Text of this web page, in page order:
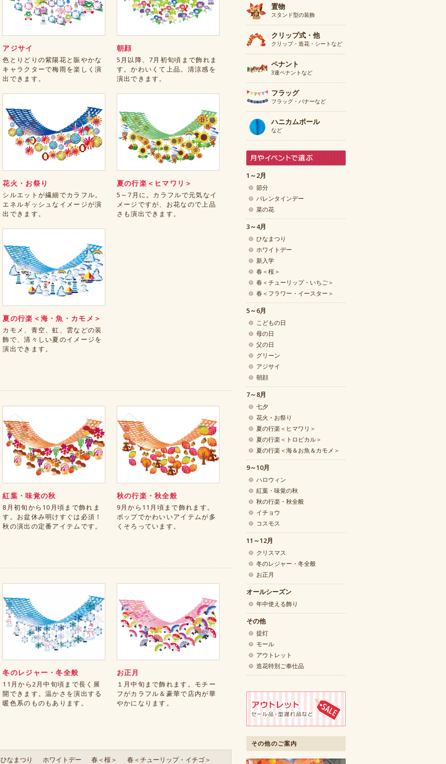
アジサイ
色とりどりの紫陽花と賑やかな
キャラクターで梅雨を楽しく演
出できます。
朝顔
5月以降、7月初旬頃まで飾れま
す。かわいくて上品。清涼感を
演出できます。
花火・お祭り
シルエットが繊細でカラフル。
エネルギッシュなイメージが演
出できます。
夏の行楽＜ヒマワリ＞
5～7月に。カラフルで元気なイ
メージですが、お花なので上品
さも演出できます。
夏の行楽＜海・魚・カモメ＞
カモメ、青空、虹、雲などの装
飾で、清々しい夏のイメージを
演出できます。
紅葉・味覚の秋
8月初旬から10月頃まで飾れま
す。お盆休み明けすぐは必須！
秋の演出の定番アイテムです。
秋の行楽・秋全般
9月から11月頃まで飾れます。
ポップでかわいいアイテムが多
くそろっています。
冬のレジャー・冬全般
11月から2月中旬頃まで長く展
開できます。温かさを演出する
暖色系のものもあります。
お正月
１月中旬まで飾れます。モチー
フがカラフル＆豪華で店内が華
やかになります。
ひなまつり ホワイトデー 春＜桜＞ 春＜チューリップ・イチゴ＞
置物
スタンド型の装飾
クリップ式・他
クリップ・造花・シートなど
ペナント
3連ペナントなど
フラッグ
フラッグ・バナーなど
ハニカムボール
など
1～2月
節分
バレンタインデー
菜の花
3～4月
ひなまつり
ホワイトデー
新入学
春＜桜＞
春＜チューリップ・いちご＞
春＜フラワー・イースター＞
5～6月
こどもの日
母の日
父の日
グリーン
アジサイ
朝顔
7～8月
七夕
花火・お祭り
夏の行楽＜ヒマワリ＞
夏の行楽＜トロピカル＞
夏の行楽＜海＆お魚＆カモメ＞
9～10月
ハロウィン
紅葉・味覚の秋
秋の行楽・秋全般
イチョウ
コスモス
11～12月
クリスマス
冬のレジャー・冬全般
お正月
オールシーズン
年中使える飾り
その他
提灯
モール
アウトレット
造花特別ご奉仕品
その他のご案内